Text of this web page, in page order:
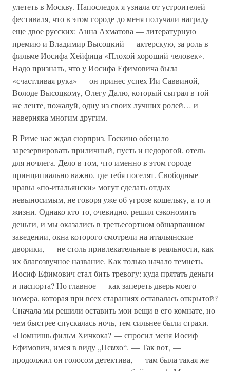
улететь в Москву. Напоследок я узнала от устроителей
фестиваля, что в этом городе до меня получали награду
еще двое русских: Анна Ахматова — литературную
премию и Владимир Высоцкий — актерскую, за роль в
фильме Иосифа Хейфица «Плохой хороший человек».
Надо признать, что у Иосифа Ефимовича была
«счастливая рука» — он принес успех Ии Саввиной,
Володе Высоцкому, Олегу Далю, который сыграл в той
же ленте, пожалуй, одну из своих лучших ролей… и
наверняка многим другим.
В Риме нас ждал сюрприз. Госкино обещало
зарезервировать приличный, пусть и недорогой, отель
для ночлега. Дело в том, что именно в этом городе
принципиально важно, где тебя поселят. Свободные
нравы «по-итальянски» могут сделать отдых
невыносимым, не говоря уже об угрозе кошельку, а то и
жизни. Однако кто-то, очевидно, решил сэкономить
деньги, и мы оказались в третьесортном обшарпанном
заведении, окна которого смотрели на итальянские
дворики, — не столь привлекательные в реальности, как
их благозвучное название. Как только начало темнеть,
Иосиф Ефимович стал бить тревогу: куда прятать деньги
и паспорта? Но главное — как запереть дверь моего
номера, которая при всех стараниях оставалась открытой?
Сначала мы решили оставить мои вещи в его комнате, но
чем быстрее спускалась ночь, тем сильнее были страхи.
«Помнишь фильм Хичкока? — спросил меня Иосиф
Ефимович, имея в виду „Психо“. — Так вот, —
продолжил он голосом детектива, — там была такая же